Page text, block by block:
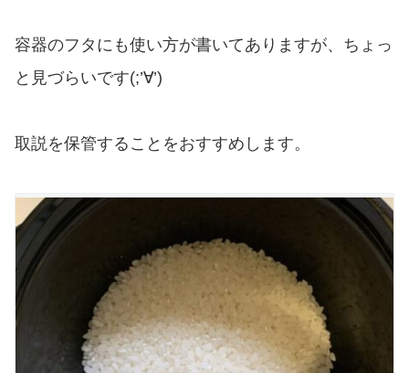
容器のフタにも使い方が書いてありますが、ちょっ
と見づらいです(;’∀’)
取説を保管することをおすすめします。